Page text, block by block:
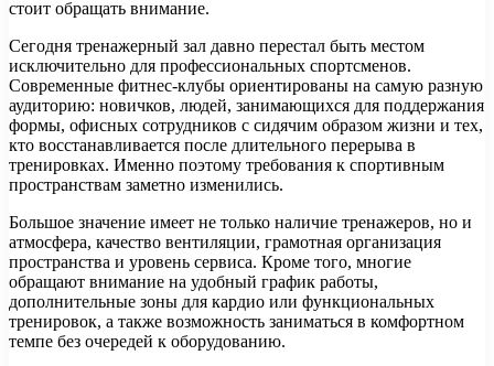
стоит обращать внимание.
Сегодня тренажерный зал давно перестал быть местом
исключительно для профессиональных спортсменов.
Современные фитнес-клубы ориентированы на самую разную
аудиторию: новичков, людей, занимающихся для поддержания
формы, офисных сотрудников с сидячим образом жизни и тех,
кто восстанавливается после длительного перерыва в
тренировках. Именно поэтому требования к спортивным
пространствам заметно изменились.
Большое значение имеет не только наличие тренажеров, но и
атмосфера, качество вентиляции, грамотная организация
пространства и уровень сервиса. Кроме того, многие
обращают внимание на удобный график работы,
дополнительные зоны для кардио или функциональных
тренировок, а также возможность заниматься в комфортном
темпе без очередей к оборудованию.